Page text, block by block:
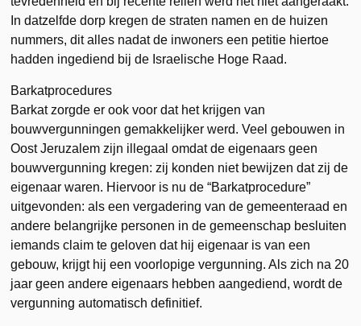
In datzelfde dorp kregen de straten namen en de huizen
nummers, dit alles nadat de inwoners een petitie hiertoe
hadden ingediend bij de Israelische Hoge Raad.
Barkatprocedures
Barkat zorgde er ook voor dat het krijgen van
bouwvergunningen gemakkelijker werd. Veel gebouwen in
Oost Jeruzalem zijn illegaal omdat de eigenaars geen
bouwvergunning kregen: zij konden niet bewijzen dat zij de
eigenaar waren. Hiervoor is nu de “Barkatprocedure”
uitgevonden: als een vergadering van de gemeenteraad en
andere belangrijke personen in de gemeenschap besluiten
iemands claim te geloven dat hij eigenaar is van een
gebouw, krijgt hij een voorlopige vergunning. Als zich na 20
jaar geen andere eigenaars hebben aangediend, wordt de
vergunning automatisch definitief.